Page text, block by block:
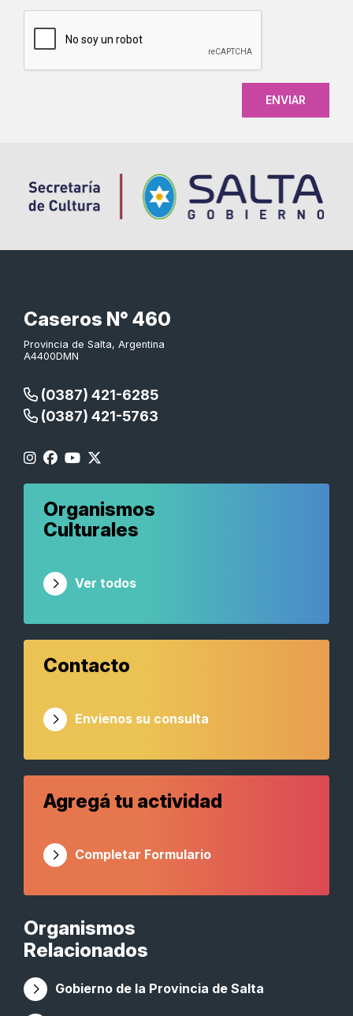
CAPTCHA
Caseros N° 460
Provincia de Salta, Argentina
A4400DMN
(0387) 421-6285
(0387) 421-5763
Organismos
Relacionados
Gobierno de la Provincia de Salta
Organismos
Culturales
Ver todos
Contacto
Envienos su consulta
Agregá tu actividad
Completar Formulario